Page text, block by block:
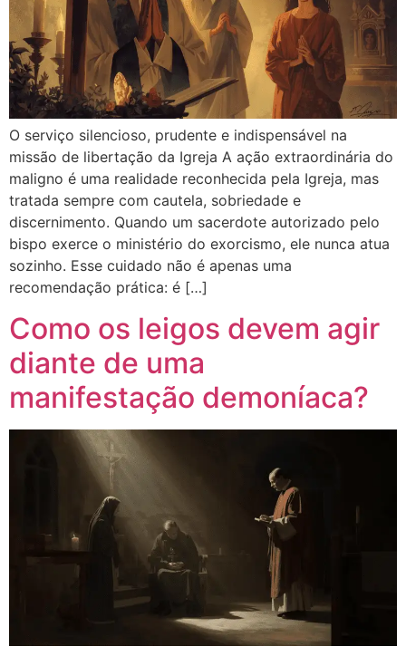
O serviço silencioso, prudente e indispensável na
missão de libertação da Igreja A ação extraordinária do
maligno é uma realidade reconhecida pela Igreja, mas
tratada sempre com cautela, sobriedade e
discernimento. Quando um sacerdote autorizado pelo
bispo exerce o ministério do exorcismo, ele nunca atua
sozinho. Esse cuidado não é apenas uma
recomendação prática: é […]
Como os leigos devem agir
diante de uma
manifestação demoníaca?